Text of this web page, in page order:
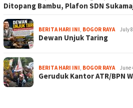
Ditopang Bambu, Plafon SDN
BERITA HARI INI, BOGOR RAYA July
Dewan Unjuk Taring
BERITA HARI INI, BOGOR RAYA June
Geruduk Kantor ATR/BPN